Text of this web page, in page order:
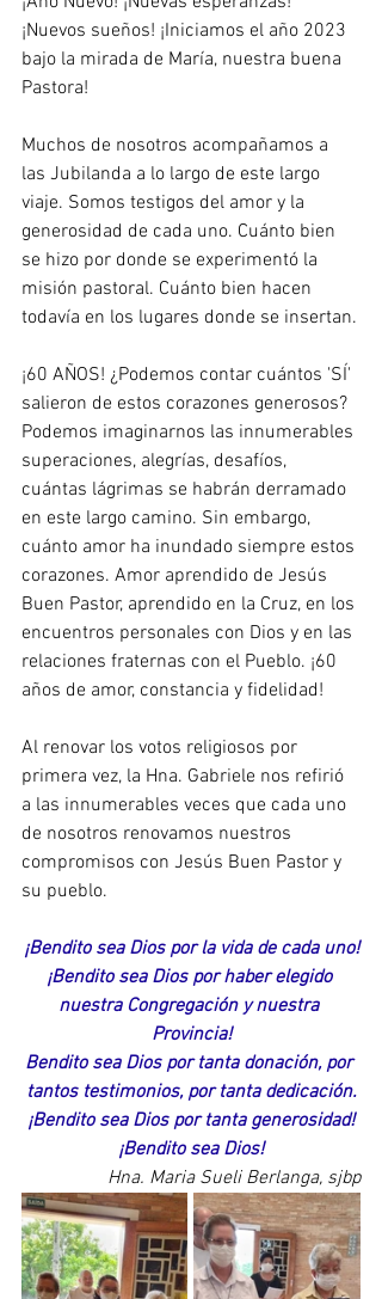
¡Nuevos sueños! ¡Iniciamos el año 2023
bajo la mirada de María, nuestra buena
Pastora!
Muchos de nosotros acompañamos a
las Jubilanda a lo largo de este largo
viaje. Somos testigos del amor y la
generosidad de cada uno. Cuánto bien
se hizo por donde se experimentó la
misión pastoral. Cuánto bien hacen
todavía en los lugares donde se insertan.
¡60 AÑOS! ¿Podemos contar cuántos 'SÍ'
salieron de estos corazones generosos?
Podemos imaginarnos las innumerables
superaciones, alegrías, desafíos,
cuántas lágrimas se habrán derramado
en este largo camino. Sin embargo,
cuánto amor ha inundado siempre estos
corazones. Amor aprendido de Jesús
Buen Pastor, aprendido en la Cruz, en los
encuentros personales con Dios y en las
relaciones fraternas con el Pueblo. ¡60
años de amor, constancia y fidelidad!
Al renovar los votos religiosos por
primera vez, la Hna. Gabriele nos refirió
a las innumerables veces que cada uno
de nosotros renovamos nuestros
compromisos con Jesús Buen Pastor y
su pueblo.
¡Bendito sea Dios por la vida de cada uno!
¡Bendito sea Dios por haber elegido
nuestra Congregación y nuestra
Provincia!
Bendito sea Dios por tanta donación, por
tantos testimonios, por tanta dedicación.
¡Bendito sea Dios por tanta generosidad!
¡Bendito sea Dios!
Hna. Maria Sueli Berlanga, sjbp